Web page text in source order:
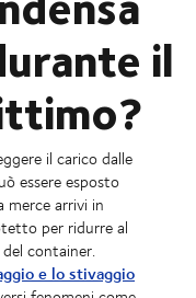
il
il carico dalle
essere esposto
merce arrivi in
per ridurre al
container.
e lo stivaggio